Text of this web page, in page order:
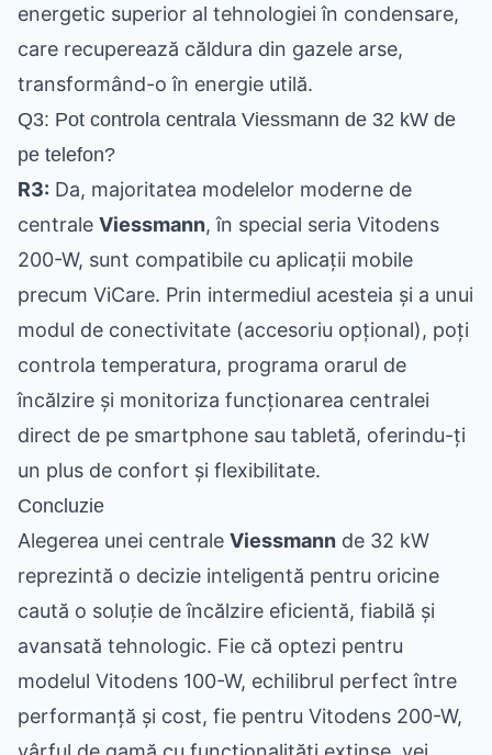
energetic superior al tehnologiei în condensare,
care recuperează căldura din gazele arse,
transformând-o în energie utilă.
Q3: Pot controla centrala Viessmann de 32 kW de
pe telefon?
R3: Da, majoritatea modelelor moderne de
centrale Viessmann, în special seria Vitodens
200-W, sunt compatibile cu aplicații mobile
precum ViCare. Prin intermediul acesteia și a unui
modul de conectivitate (accesoriu opțional), poți
controla temperatura, programa orarul de
încălzire și monitoriza funcționarea centralei
direct de pe smartphone sau tabletă, oferindu-ți
un plus de confort și flexibilitate.
Concluzie
Alegerea unei centrale Viessmann de 32 kW
reprezintă o decizie inteligentă pentru oricine
caută o soluție de încălzire eficientă, fiabilă și
avansată tehnologic. Fie că optezi pentru
modelul Vitodens 100-W, echilibrul perfect între
performanță și cost, fie pentru Vitodens 200-W,